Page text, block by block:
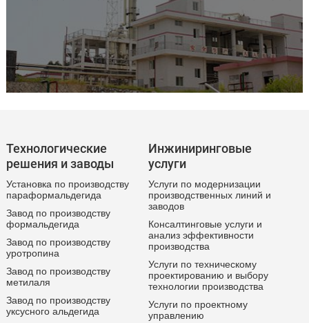
Технологические
решения и заводы
Установка по производству
параформальдегида
Завод по производству
формальдегида
Завод по производству
уротропина
Завод по производству
метилаля
Завод по производству
уксусного альдегида
Инжиниринговые
услуги
Услуги по модернизации
производственных линий и
заводов
Консалтинговые услуги и
анализ эффективности
производства
Услуги по техническому
проектированию и выбору
технологии производства
Услуги по проектному
управлению